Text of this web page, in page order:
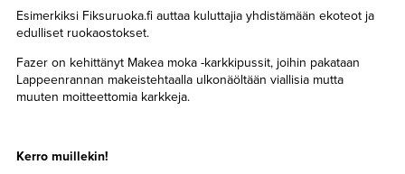
Esimerkiksi Fiksuruoka.fi auttaa kuluttajia yhdistämään ekoteot ja
edulliset ruokaostokset.
Fazer on kehittänyt Makea moka -karkkipussit, joihin pakataan
Lappeenrannan makeistehtaalla ulkonäöltään viallisia mutta
muuten moitteettomia karkkeja.
Kerro muillekin!